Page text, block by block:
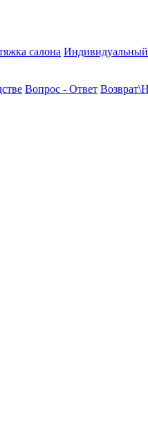
салона
Вопрос - Ответ